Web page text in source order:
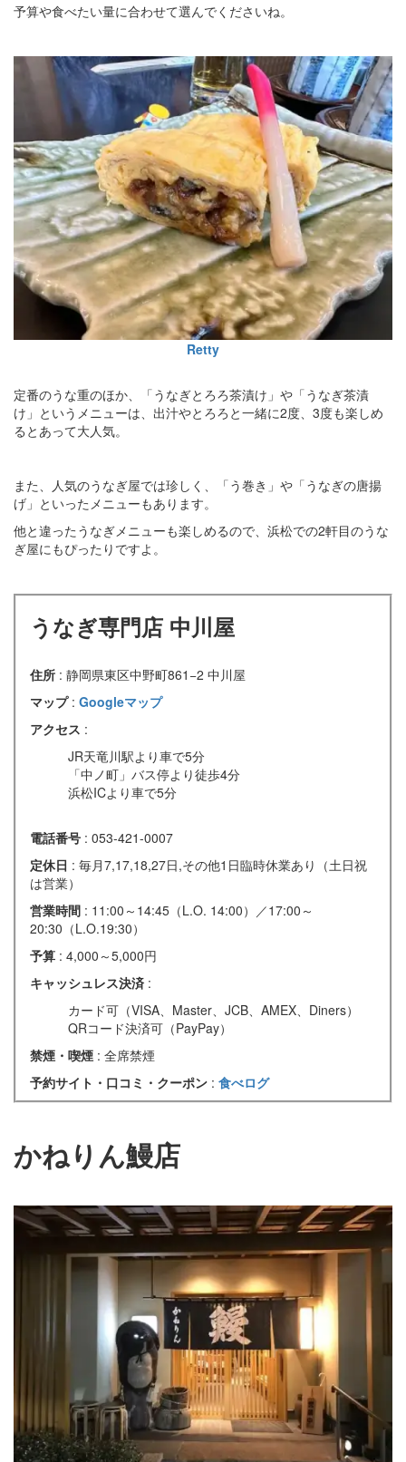
予算や食べたい量に合わせて選んでくださいね。
Retty
定番のうな重のほか、「うなぎとろろ茶漬け」や「うなぎ茶漬
け」というメニューは、出汁やとろろと一緒に2度、3度も楽しめ
るとあって大人気。
また、人気のうなぎ屋では珍しく、「う巻き」や「うなぎの唐揚
げ」といったメニューもあります。
他と違ったうなぎメニューも楽しめるので、浜松での2軒目のうな
ぎ屋にもぴったりですよ。
うなぎ専門店 中川屋
住所 : 静岡県東区中野町861−2 中川屋
マップ : Googleマップ
アクセス :
JR天竜川駅より車で5分
「中ノ町」バス停より徒歩4分
浜松ICより車で5分
電話番号 : 053-421-0007
定休日 : 毎月7,17,18,27日,その他1日臨時休業あり（土日祝
は営業）
営業時間 : 11:00～14:45（L.O. 14:00）／17:00～
20:30（L.O.19:30）
予算 : 4,000～5,000円
キャッシュレス決済 :
カード可（VISA、Master、JCB、AMEX、Diners）
QRコード決済可（PayPay）
禁煙・喫煙 : 全席禁煙
予約サイト・口コミ・クーポン : 食べログ
かねりん鰻店